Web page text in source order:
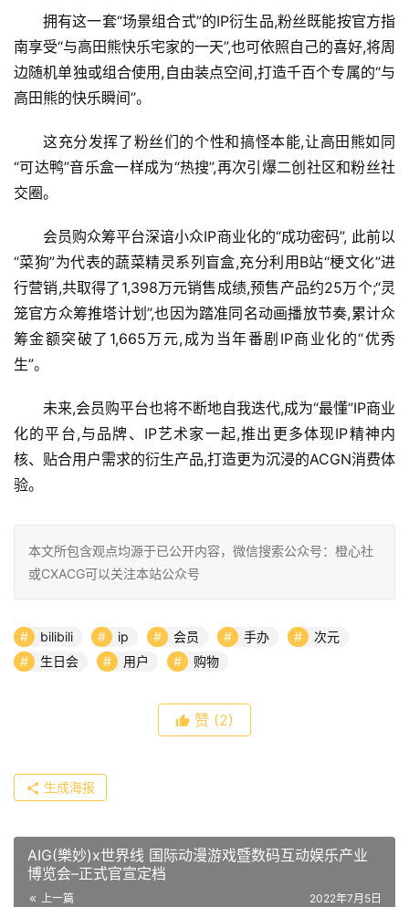
拥有这一套“场景组合式”的IP衍生品,粉丝既能按官方指
南享受“与高田熊快乐宅家的一天”,也可依照自己的喜好,将周
边随机单独或组合使用,自由装点空间,打造千百个专属的“与
高田熊的快乐瞬间”。
这充分发挥了粉丝们的个性和搞怪本能,让高田熊如同
“可达鸭”音乐盒一样成为“热搜”,再次引爆二创社区和粉丝社
交圈。
会员购众筹平台深谙小众IP商业化的“成功密码”, 此前以
“菜狗”为代表的蔬菜精灵系列盲盒,充分利用B站“梗文化”进
行营销,共取得了1,398万元销售成绩,预售产品约25万个;“灵
笼官方众筹推塔计划”,也因为踏准同名动画播放节奏,累计众
筹金额突破了1,665万元,成为当年番剧IP商业化的“优秀
生”。
未来,会员购平台也将不断地自我迭代,成为“最懂”IP商业
化的平台,与品牌、IP艺术家一起,推出更多体现IP精神内
核、贴合用户需求的衍生产品,打造更为沉浸的ACGN消费体
验。
本文所包含观点均源于已公开内容，微信搜索公众号：橙心社
或CXACG可以关注本站公众号
bilibili ip 会员 手办
次元
生日会
用户 购物
赞 (2)
生成海报
AIG(樂妙)x世界线 国际动漫游戏暨数码互动娱乐产业
博览会–正式官宣定档
上一篇 2022年7月5日